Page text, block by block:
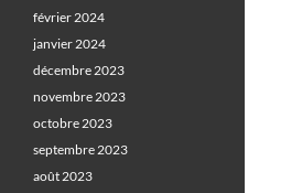
février 2024
janvier 2024
décembre 2023
novembre 2023
octobre 2023
septembre 2023
août 2023